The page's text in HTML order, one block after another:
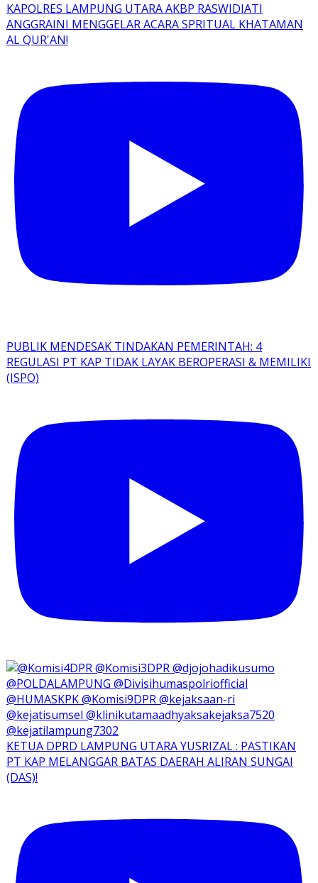
KAPOLRES LAMPUNG UTARA AKBP RASWIDIATI
ANGGRAINI MENGGELAR ACARA SPRITUAL KHATAMAN
AL QUR'AN!
PUBLIK MENDESAK TINDAKAN PEMERINTAH: 4
REGULASI PT KAP TIDAK LAYAK BEROPERASI & MEMILIKI
(ISPO)
KETUA DPRD LAMPUNG UTARA YUSRIZAL : PASTIKAN
PT KAP MELANGGAR BATAS DAERAH ALIRAN SUNGAI
(DAS)!